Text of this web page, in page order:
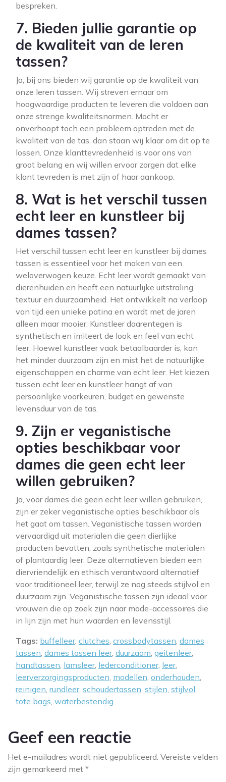
bespreken.
7. Bieden jullie garantie op
de kwaliteit van de leren
tassen?
Ja, bij ons bieden wij garantie op de kwaliteit van
onze leren tassen. Wij streven ernaar om
hoogwaardige producten te leveren die voldoen aan
onze strenge kwaliteitsnormen. Mocht er
onverhoopt toch een probleem optreden met de
kwaliteit van de tas, dan staan wij klaar om dit op te
lossen. Onze klanttevredenheid is voor ons van
groot belang en wij willen ervoor zorgen dat elke
klant tevreden is met zijn of haar aankoop.
8. Wat is het verschil tussen
echt leer en kunstleer bij
dames tassen?
Het verschil tussen echt leer en kunstleer bij dames
tassen is essentieel voor het maken van een
weloverwogen keuze. Echt leer wordt gemaakt van
dierenhuiden en heeft een natuurlijke uitstraling,
textuur en duurzaamheid. Het ontwikkelt na verloop
van tijd een unieke patina en wordt met de jaren
alleen maar mooier. Kunstleer daarentegen is
synthetisch en imiteert de look en feel van echt
leer. Hoewel kunstleer vaak betaalbaarder is, kan
het minder duurzaam zijn en mist het de natuurlijke
eigenschappen en charme van echt leer. Het kiezen
tussen echt leer en kunstleer hangt af van
persoonlijke voorkeuren, budget en gewenste
levensduur van de tas.
9. Zijn er veganistische
opties beschikbaar voor
dames die geen echt leer
willen gebruiken?
Ja, voor dames die geen echt leer willen gebruiken,
zijn er zeker veganistische opties beschikbaar als
het gaat om tassen. Veganistische tassen worden
vervaardigd uit materialen die geen dierlijke
producten bevatten, zoals synthetische materialen
of plantaardig leer. Deze alternatieven bieden een
diervriendelijk en ethisch verantwoord alternatief
voor traditioneel leer, terwijl ze nog steeds stijlvol en
duurzaam zijn. Veganistische tassen zijn ideaal voor
vrouwen die op zoek zijn naar mode-accessoires die
in lijn zijn met hun waarden en levensstijl.
Tags: buffelleer, clutches, crossbodytassen, dames
tassen, dames tassen leer, duurzaam, geitenleer,
handtassen, lamsleer, lederconditioner, leer,
leerverzorgingsproducten, modellen, onderhouden,
reinigen, rundleer, schoudertassen, stijlen, stijlvol,
tote bags, waterbestendig
Geef een reactie
Het e-mailadres wordt niet gepubliceerd. Vereiste velden
zijn gemarkeerd met *